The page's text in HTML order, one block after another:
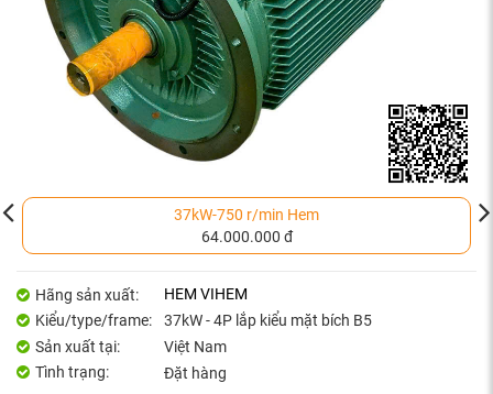
37kW-750 r/min Hem
64.000.000 đ
Hãng sản xuất:
HEM VIHEM
Kiểu/type/frame:
37kW - 4P lắp kiểu mặt bích B5
Sản xuất tại:
Việt Nam
Tình trạng:
Đặt hàng